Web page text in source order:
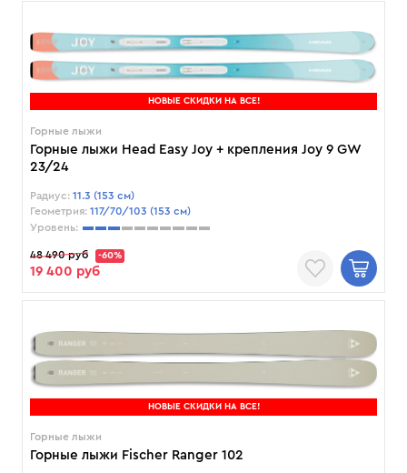
НОВЫЕ СКИДКИ НА ВСЕ!
Горные лыжи
Горные лыжи Head Easy Joy + крепления Joy 9 GW
23/24
Радиус: 11.3 (153 см)
Геометрия: 117/70/103 (153 см)
Уровень:
48 490 руб -60%
19 400 руб
НОВЫЕ СКИДКИ НА ВСЕ!
Горные лыжи
Горные лыжи Fischer Ranger 102